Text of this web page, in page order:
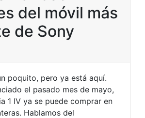
del móvil más
de Sony
poquito, pero ya está aquí.
el pasado mes de mayo,
1 IV ya se puede comprar en
Hablamos del